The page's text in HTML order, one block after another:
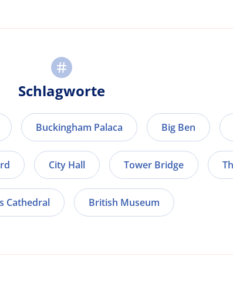
Schlagworte
Buckingham Palaca Big Ben
City Hall Tower Bridge
Cathedral British Museum